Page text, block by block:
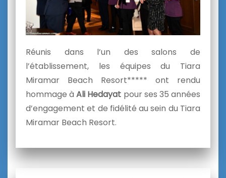
Réunis dans l’un des salons de
l’établissement, les équipes du Tiara
Miramar Beach Resort***** ont rendu
hommage àAli Hedayat pour ses 35 années
d’engagement et de fidélité au sein du Tiara
Miramar Beach Resort.